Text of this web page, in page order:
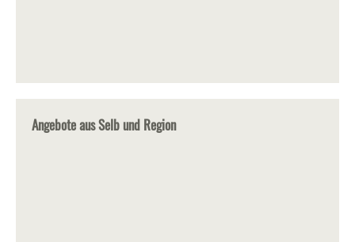
Angebote aus Selb und Region